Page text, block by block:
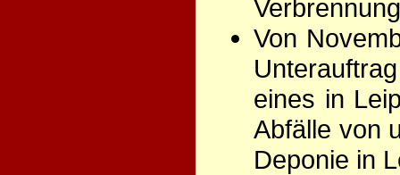
Von
eines in
Abfälle von
Deponie in